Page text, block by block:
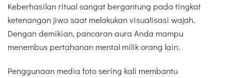
Keberhasilan ritual sangat bergantung pada tingkat
ketenangan jiwa saat melakukan visualisasi wajah.
Dengan demikian, pancaran aura Anda mampu
menembus pertahanan mental milik orang lain.
Penggunaan media foto sering kali membantu